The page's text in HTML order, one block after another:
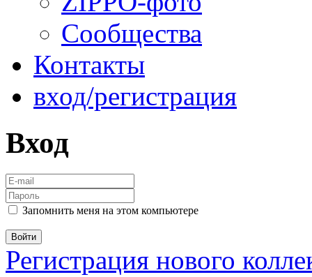
Сообщества
Контакты
вход/регистрация
Вход
Запомнить меня на этом компьютере
Регистрация нового